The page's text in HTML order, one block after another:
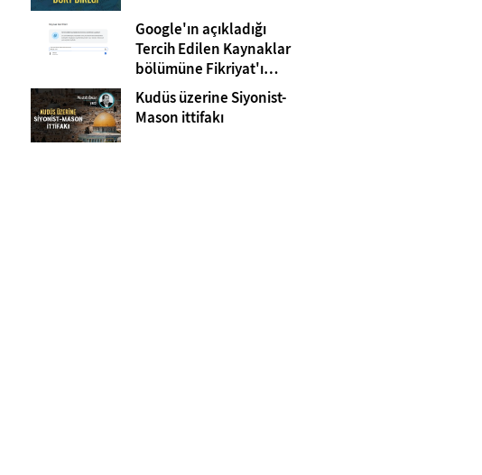
Google'ın açıkladığı
Tercih Edilen Kaynaklar
bölümüne Fikriyat'ı
eklemeyi unutmayın!
Kudüs üzerine Siyonist-
Mason ittifakı